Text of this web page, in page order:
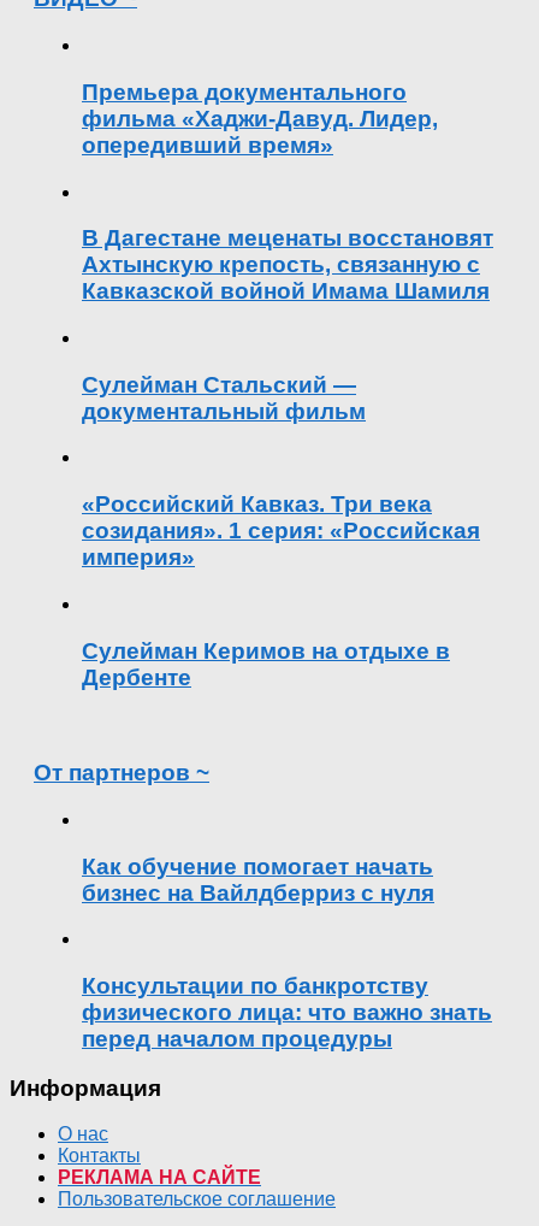
Премьера документального
фильма «Хаджи-Давуд. Лидер,
опередивший время»
В Дагестане меценаты восстановят
Ахтынскую крепость, связанную с
Кавказской войной Имама Шамиля
Сулейман Стальский —
документальный фильм
«Российский Кавказ. Три века
созидания». 1 серия: «Российская
империя»
Сулейман Керимов на отдыхе в
Дербенте
От партнеров ~
Как обучение помогает начать
бизнес на Вайлдберриз с нуля
Консультации по банкротству
физического лица: что важно знать
перед началом процедуры
Информация
О нас
Контакты
РЕКЛАМА НА САЙТЕ
Пользовательское соглашение